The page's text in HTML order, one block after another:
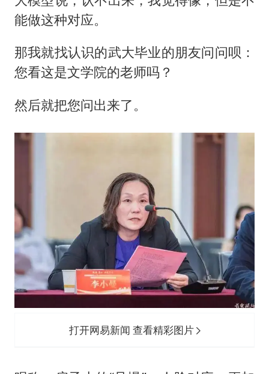
能做这种对应。
那我就找认识的武大毕业的朋友问问呗：
您看这是文学院的老师吗？
然后就把您问出来了。
打开网易新闻 查看精彩图片